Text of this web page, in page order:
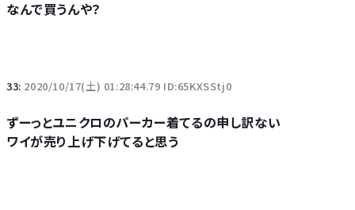
なんで買うんや？
33: 2020/10/17(土) 01:28:44.79 ID:65KXSStj0
ずーっとユニクロのパーカー着てるの申し訳ない
ワイが売り上げ下げてると思う